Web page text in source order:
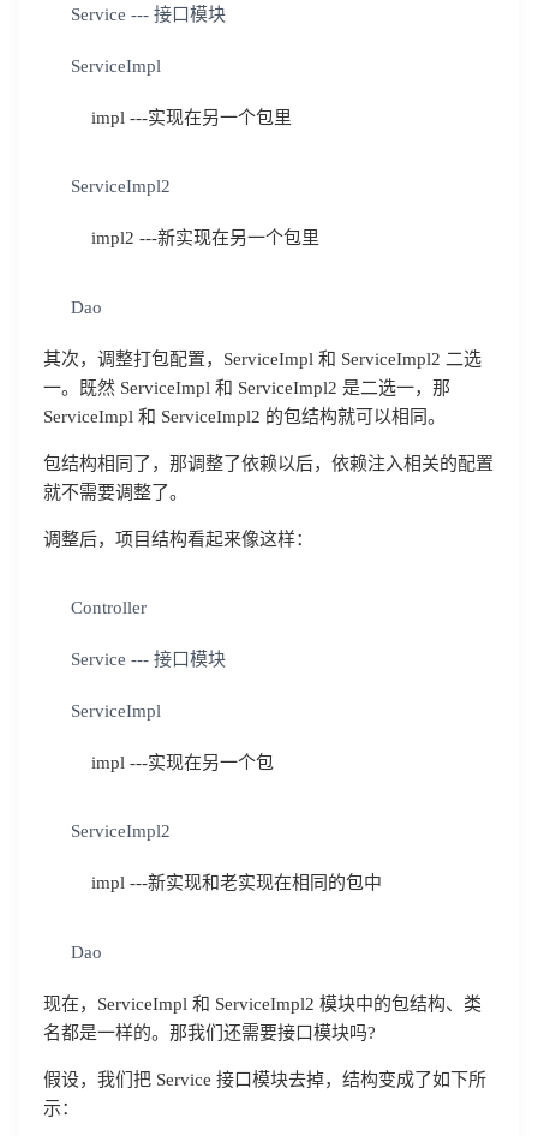
Service --- 接口模块
ServiceImpl
impl ---实现在另一个包里
ServiceImpl2
impl2 ---新实现在另一个包里
Dao
其次，调整打包配置，ServiceImpl 和 ServiceImpl2 二选
一。既然 ServiceImpl 和 ServiceImpl2 是二选一，那
ServiceImpl 和 ServiceImpl2 的包结构就可以相同。
包结构相同了，那调整了依赖以后，依赖注入相关的配置
就不需要调整了。
调整后，项目结构看起来像这样：
Controller
Service --- 接口模块
ServiceImpl
impl ---实现在另一个包
ServiceImpl2
impl ---新实现和老实现在相同的包中
Dao
现在，ServiceImpl 和 ServiceImpl2 模块中的包结构、类
名都是一样的。那我们还需要接口模块吗?
假设，我们把 Service 接口模块去掉，结构变成了如下所
示：
不了，谢谢